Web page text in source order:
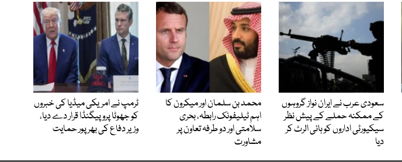
سعودی عرب نے ایران نواز گروہوں
کے ممکنہ حملے کے پیش نظر
سیکیورٹی اداروں کو ہائی الرٹ کر
دیا
محمد بن سلمان اور میکرون کا
اہم ٹیلیفونک رابطہ، بحری
سلامتی اور دو طرفہ تعاون پر
مشاورت
ٹرمپ نے امریکی میڈیا کی خبروں
کو جھوٹا پروپیگنڈا قرار دے دیا،
وزیر دفاع کی بھرپور حمایت